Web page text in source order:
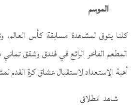
الموسم
كلنا يتوق لمشاهدة مسابقة كأس
المطعم الفاخر الرائع في فندق وشقق
أهبة الاستعداد لاستقبال عشاق كرة القدم
شاهد انطلاق